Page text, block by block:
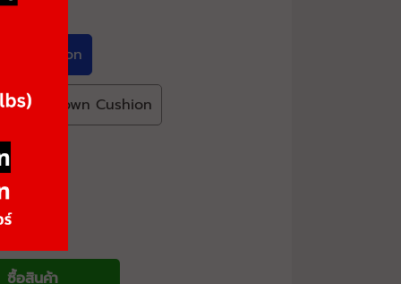
Cushion
Cushion
ซื้อสินค้า